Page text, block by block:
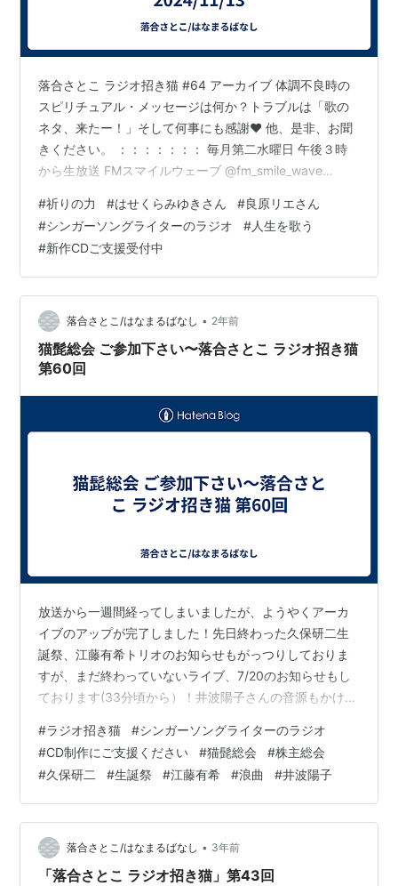
落合さとこ ラジオ招き猫 #64 アーカイブ 体調不良時の
スピリチュアル・メッセージは何か？トラブルは「歌の
ネタ、来たー！」そして何事にも感謝❤️ 他、是非、お聞
きください。 ：：：：：：： 毎月第二水曜日 午後３時
から生放送 FMスマイルウェーブ @fm_smile_wave
オネーム・アミーゴまさこさん お祝いしたい相手は、ア
ミーゴまさこ＆落合さとこのお母さんである、きいさん
🎊☘️企業スポンサー 田口ピアノ工房
http://taguchipiano.com/ 株式会社 宇野自動車
#祈りの力 #はせくらみゆきさん #良原リエさん
#シンガーソングライターのラジオ #人生を歌う
#新作CDご支援受付中
落合さとこ/はなまるばなし • 2年前
猫髭総会 ご参加下さい〜落合さとこ ラジオ招き猫
第60回
放送から一週間経ってしまいましたが、ようやくアーカ
イブのアップが完了しました！先日終わった久保研二生
誕祭、江藤有希トリオのお知らせもがっつりしておりま
すが、まだ終わっていないライブ、7/20のお知らせもし
ております(33分頃から）！井波陽子さんの音源もかけて
そして、アーカイブのタイトルにもなっている「猫髭総
会」！こちらはCD制作にご支援くださった方との意見交
換の場として毎月月末にオンラインで開催しようと思っ
ているのです！熱く語っていますので、そちらもお聞き
ください(17分頃から）！最後に。録音を提供してくださ
ったリスナーのナイラさん、この度は大…
#ラジオ招き猫 #シンガーソングライターのラジオ
#CD制作にご支援ください #猫髭総会 #株主総会
#久保研二 #生誕祭 #江藤有希 #浪曲 #井波陽子
落合さとこ/はなまるばなし • 3年前
「落合さとこ ラジオ招き猫」第43回